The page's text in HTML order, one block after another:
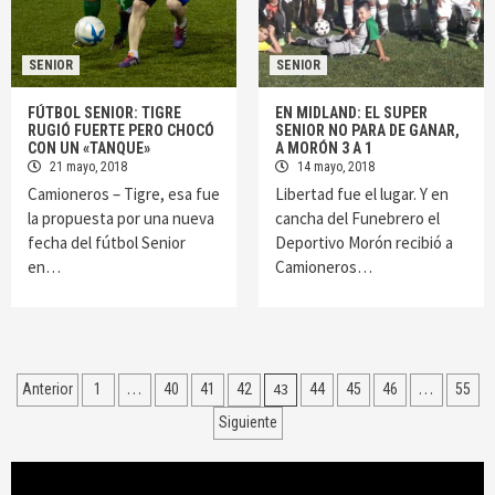
SENIOR
FÚTBOL SENIOR: TIGRE
RUGIÓ FUERTE PERO CHOCÓ
CON UN «TANQUE»
21 mayo, 2018
Camioneros – Tigre, esa fue
la propuesta por una nueva
fecha del fútbol Senior
en…
SENIOR
EN MIDLAND: EL SUPER
SENIOR NO PARA DE GANAR,
A MORÓN 3 A 1
14 mayo, 2018
Libertad fue el lugar. Y en
cancha del Funebrero el
Deportivo Morón recibió a
Camioneros…
Navegación
entradas
Anterior 1 … 40 41 42 43 44 45 46 …
55
Siguiente